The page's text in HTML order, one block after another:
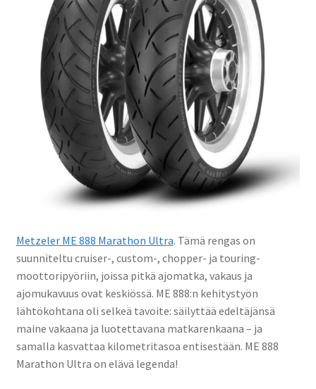
Metzeler ME 888 Marathon Ultra. Tämä rengas on
suunniteltu cruiser-, custom-, chopper- ja touring-
moottoripyöriin, joissa pitkä ajomatka, vakaus ja
ajomukavuus ovat keskiössä. ME 888:n kehitystyön
lähtökohtana oli selkeä tavoite: säilyttää edeltäjänsä
maine vakaana ja luotettavana matkarenkaana – ja
samalla kasvattaa kilometritasoa entisestään. ME 888
Marathon Ultra on elävä legenda!